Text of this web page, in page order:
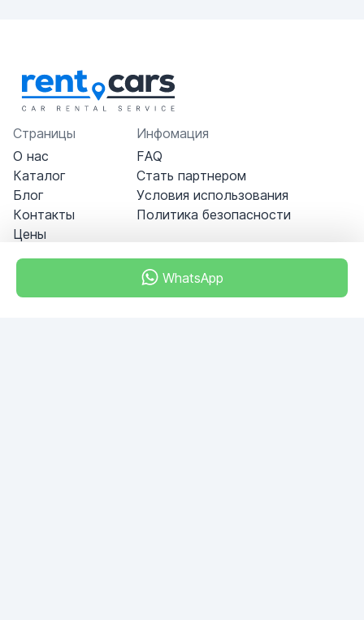
WhatsApp
Страницы
О нас
Каталог
Блог
Контакты
Цены
Инфомация
FAQ
Стать партнером
Условия использования
Политика безопасности
ALBAHAR building